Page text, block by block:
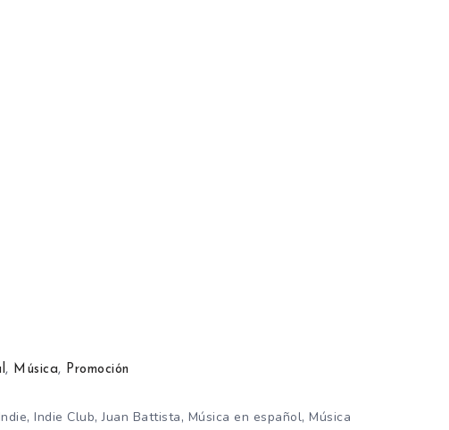
, Música, Promoción
,Indie Club,Juan Battista, Música en español,Música